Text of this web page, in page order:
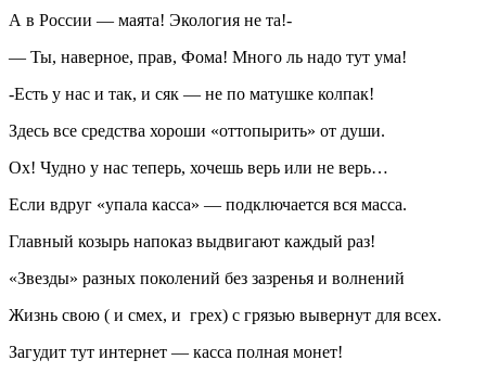
А в России — маята! Экология не та!-
— Ты, наверное, прав, Фома! Много ль надо тут ума!
-Есть у нас и так, и сяк — не по матушке колпак!
Здесь все средства хороши «оттопырить» от души.
Ох! Чудно у нас теперь, хочешь верь или не верь…
Если вдруг «упала касса» — подключается вся масса.
Главный козырь напоказ выдвигают каждый раз!
«Звезды» разных поколений без зазренья и волнений
Жизнь свою ( и смех, и грех) с грязью вывернут для всех.
Загудит тут интернет — касса полная монет!